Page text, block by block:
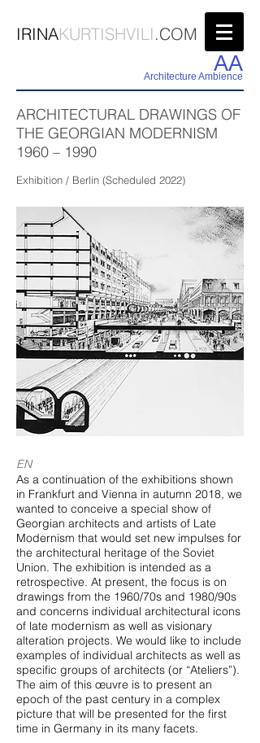
IRINAKURTISHVILI.COM
AA
Architecture Ambience
ARCHITECTURAL DRAWINGS OF
THE GEORGIAN MODERNISM
1960 – 1990
Exhibition / Berlin (Scheduled 2022)
EN
As a continuation of the exhibitions shown
in Frankfurt and Vienna in autumn 2018, we
wanted to conceive a special show of
Georgian architects and artists of Late
Modernism that would set new impulses for
the architectural heritage of the Soviet
Union. The exhibition is intended as a
retrospective. At present, the focus is on
drawings from the 1960/70s and 1980/90s
and concerns individual architectural icons
of late modernism as well as visionary
alteration projects. We would like to include
examples of individual architects as well as
specific groups of architects (or “Ateliers”).
The aim of this œuvre is to present an
epoch of the past century in a complex
picture that will be presented for the first
time in Germany in its many facets.